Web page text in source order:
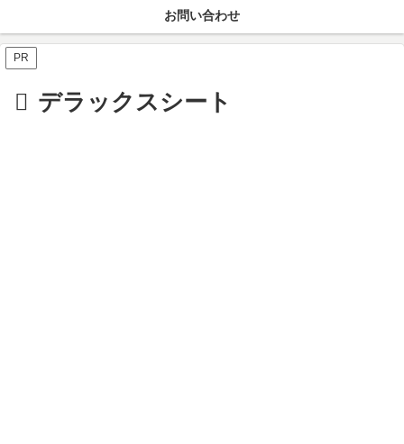
お問い合わせ
PR
デラックスシート